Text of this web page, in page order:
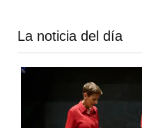
La noticia del día